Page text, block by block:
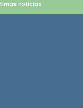
noticias